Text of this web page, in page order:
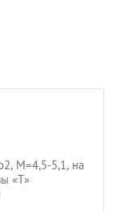
M=4,5-5,1, на
«Т»